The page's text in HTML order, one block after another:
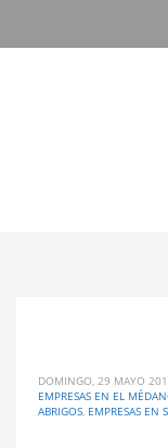
DOMINGO, 29 MAYO
EMPRESAS EN EL
ABRIGOS, EMPRESAS EN